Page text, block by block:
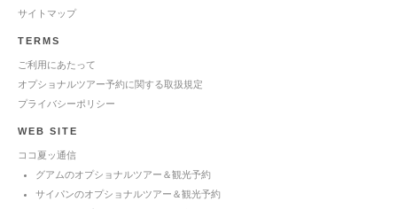
サイトマップ
TERMS
ご利用にあたって
オプショナルツアー予約に関する取扱規定
プライバシーポリシー
WEB SITE
ココ夏ッ通信
グアムのオプショナルツアー＆観光予約
サイパンのオプショナルツアー＆観光予約